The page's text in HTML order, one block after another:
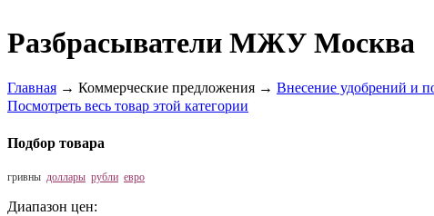
Разбрасыватели МЖУ Москва
Главная → Коммерческие предложения → Внесение удобрений и
Посмотреть весь товар этой категории
Подбор товара
гривны доллары рубли евро
Диапазон цен: